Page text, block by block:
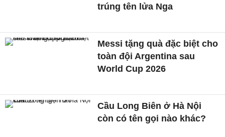
trúng tên lửa Nga
Messi tặng quà đặc biệt cho
toàn đội Argentina sau
World Cup 2026
Cầu Long Biên ở Hà Nội
còn có tên gọi nào khác?